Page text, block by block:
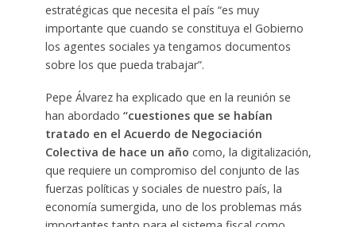
estratégicas que necesita el país “es muy
importante que cuando se constituya el Gobierno
los agentes sociales ya tengamos documentos
sobre los que pueda trabajar”.
Pepe Álvarez ha explicado que en la reunión se
han abordado “cuestiones que se habían
tratado en el Acuerdo de Negociación
Colectiva de hace un año como, la digitalización,
que requiere un compromiso del conjunto de las
fuerzas políticas y sociales de nuestro país, la
economía sumergida, uno de los problemas más